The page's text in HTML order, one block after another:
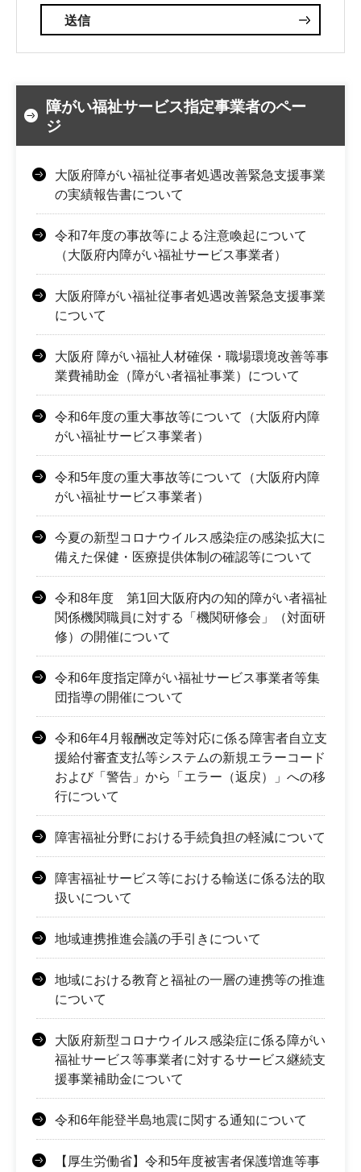
障がい福祉サービス指定事業者のペー
ジ
大阪府障がい福祉従事者処遇改善緊急支援事業
の実績報告書について
令和7年度の事故等による注意喚起について
（大阪府内障がい福祉サービス事業者）
大阪府障がい福祉従事者処遇改善緊急支援事業
について
大阪府 障がい福祉人材確保・職場環境改善等事
業費補助金（障がい者福祉事業）について
令和6年度の重大事故等について（大阪府内障
がい福祉サービス事業者）
令和5年度の重大事故等について（大阪府内障
がい福祉サービス事業者）
今夏の新型コロナウイルス感染症の感染拡大に
備えた保健・医療提供体制の確認等について
令和8年度 第1回大阪府内の知的障がい者福祉
関係機関職員に対する「機関研修会」（対面研
修）の開催について
令和6年度指定障がい福祉サービス事業者等集
団指導の開催について
令和6年4月報酬改定等対応に係る障害者自立支
援給付審査支払等システムの新規エラーコード
および「警告」から「エラー（返戻）」への移
行について
障害福祉分野における手続負担の軽減について
障害福祉サービス等における輸送に係る法的取
扱いについて
地域連携推進会議の手引きについて
地域における教育と福祉の一層の連携等の推進
について
大阪府新型コロナウイルス感染症に係る障がい
福祉サービス等事業者に対するサービス継続支
援事業補助金について
令和6年能登半島地震に関する通知について
【厚生労働省】令和5年度被害者保護増進等事